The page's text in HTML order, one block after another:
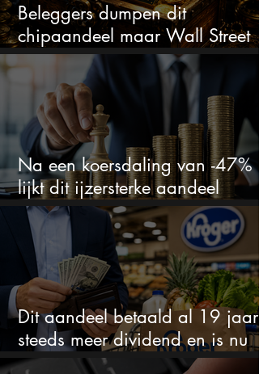
Beleggers dumpen dit
chipaandeel maar Wall Street
ziet een zeldzame koopkans
Na een koersdaling van -47%
lijkt dit ijzersterke aandeel
aantrekkelijker dan ooit
Dit aandeel betaald al 19 jaar
steeds meer dividend en is nu
goedkoop